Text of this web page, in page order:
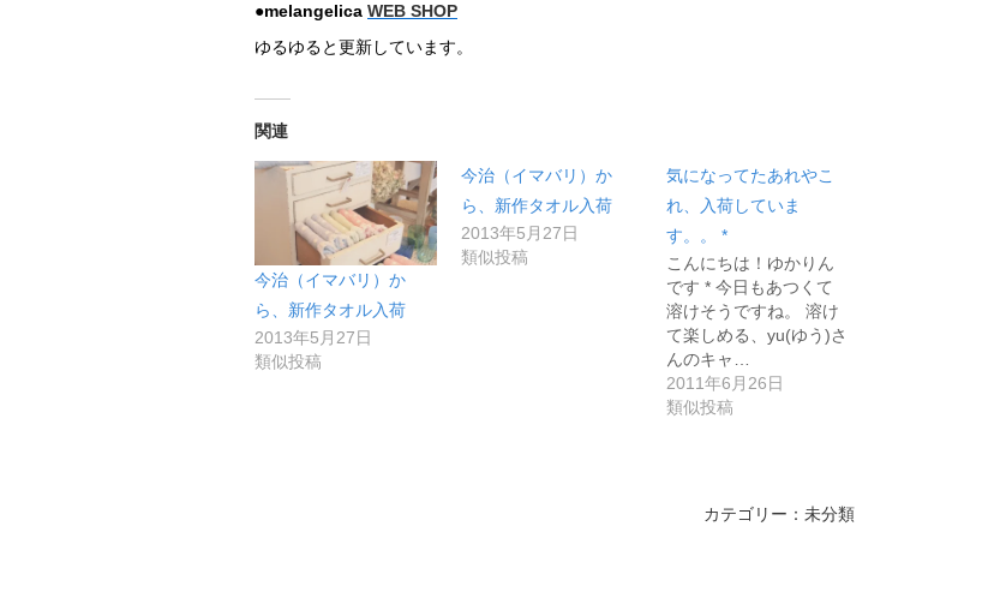
●melangelica WEB SHOP
ゆるゆると更新しています。
関連
今治（イマバリ）か
ら、新作タオル入荷
2013年5月27日
類似投稿
今治（イマバリ）か
ら、新作タオル入荷
2013年5月27日
類似投稿
気になってたあれやこ
れ、入荷していま
す。。 *
こんにちは！ゆかりん
です * 今日もあつくて
溶けそうですね。 溶け
て楽しめる、yu(ゆう)さ
んのキャ…
2011年6月26日
類似投稿
カテゴリー：未分類